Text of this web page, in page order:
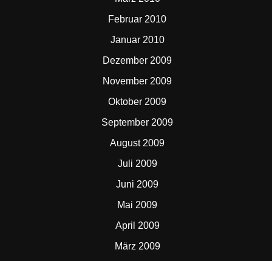
Februar 2010
Januar 2010
Dezember 2009
November 2009
Oktober 2009
September 2009
August 2009
Juli 2009
Juni 2009
Mai 2009
April 2009
März 2009